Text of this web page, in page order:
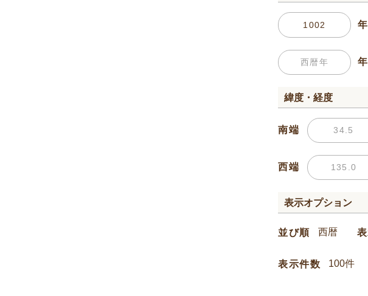
年
年
緯度・経度
南端
西端
表示オプション
並び順
表示件数